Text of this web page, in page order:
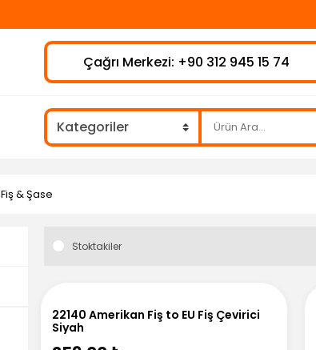
Çağrı Merkezi: +90 312 945 15 74
Fiş & Şase
Stoktakiler
22140 Amerikan Fiş to EU Fiş Çevirici
Siyah